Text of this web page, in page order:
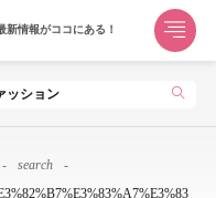
新情報がココにある！
モデルコース
search